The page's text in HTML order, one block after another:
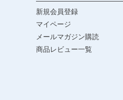
新規会員登録
マイページ
メールマガジン購読
商品レビュー一覧